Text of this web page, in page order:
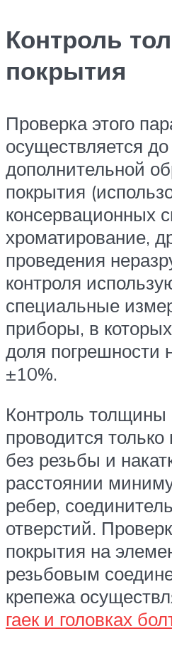
Контроль
покрытия
Проверка этого
осуществляется
дополнительной
покрытия
консервационных
хроматирование,
проведения
контроля
специальные
приборы, в
доля погрешности
±10%.
Контроль толщины
проводится
без резьбы и
расстоянии
ребер,
отверстий.
покрытия на
резьбовым
крепежа
гаек и головках